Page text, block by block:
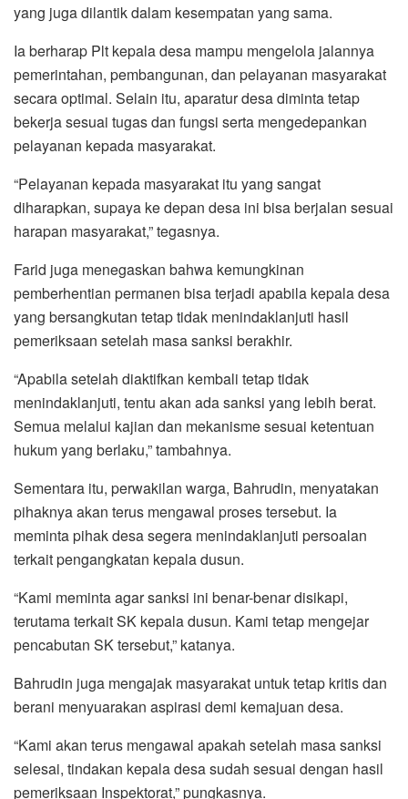
yang juga dilantik dalam kesempatan yang sama.
Ia berharap Plt kepala desa mampu mengelola jalannya
pemerintahan, pembangunan, dan pelayanan masyarakat
secara optimal. Selain itu, aparatur desa diminta tetap
bekerja sesuai tugas dan fungsi serta mengedepankan
pelayanan kepada masyarakat.
“Pelayanan kepada masyarakat itu yang sangat
diharapkan, supaya ke depan desa ini bisa berjalan sesuai
harapan masyarakat,” tegasnya.
Farid juga menegaskan bahwa kemungkinan
pemberhentian permanen bisa terjadi apabila kepala desa
yang bersangkutan tetap tidak menindaklanjuti hasil
pemeriksaan setelah masa sanksi berakhir.
“Apabila setelah diaktifkan kembali tetap tidak
menindaklanjuti, tentu akan ada sanksi yang lebih berat.
Semua melalui kajian dan mekanisme sesuai ketentuan
hukum yang berlaku,” tambahnya.
Sementara itu, perwakilan warga, Bahrudin, menyatakan
pihaknya akan terus mengawal proses tersebut. Ia
meminta pihak desa segera menindaklanjuti persoalan
terkait pengangkatan kepala dusun.
“Kami meminta agar sanksi ini benar-benar disikapi,
terutama terkait SK kepala dusun. Kami tetap mengejar
pencabutan SK tersebut,” katanya.
Bahrudin juga mengajak masyarakat untuk tetap kritis dan
berani menyuarakan aspirasi demi kemajuan desa.
“Kami akan terus mengawal apakah setelah masa sanksi
selesai, tindakan kepala desa sudah sesuai dengan hasil
pemeriksaan Inspektorat,” pungkasnya.